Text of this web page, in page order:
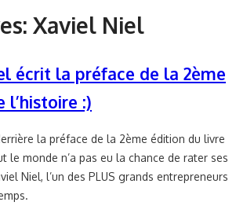
Xaviel Niel
écrit la préface de la 2ème
l’histoire :)
la préface de la 2ème édition du livre
le monde n’a pas eu la chance de rater ses
Niel, l’un des PLUS grands entrepreneurs